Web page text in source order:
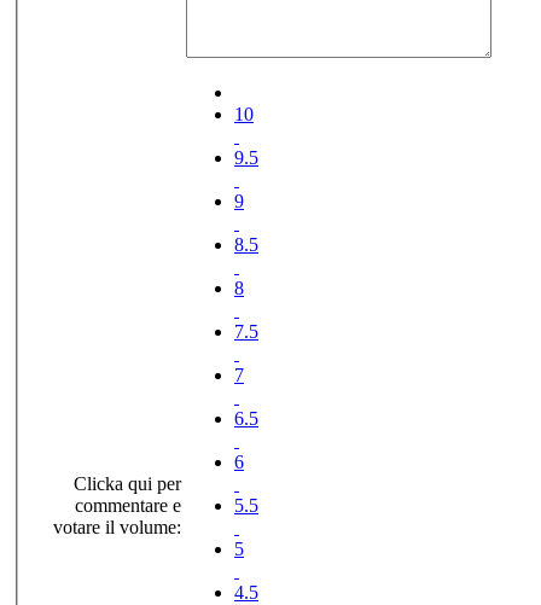
Clicka qui per
commentare e
votare il volume:
10
9.5
9
8.5
8
7.5
7
6.5
6
5.5
5
4.5